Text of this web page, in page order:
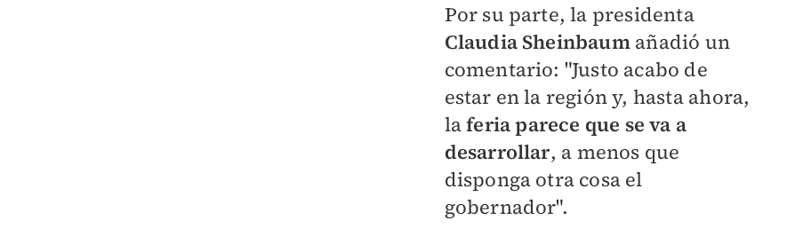
Por su parte, la presidenta
Claudia Sheinbaumañadió un
comentario: "Justo acabo de
estar en la región y, hasta ahora,
laferia parece que se va a
desarrollar, a menos que
disponga otra cosa el
gobernador".